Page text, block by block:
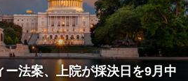
ー法案、上院が採決日を9月中